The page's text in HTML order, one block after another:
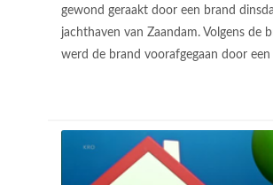
gewond geraakt door een brand
jachthaven van Zaandam. Volgens de
werd de brand voorafgegaan door een